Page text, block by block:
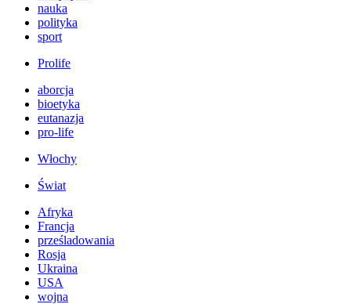
nauka
polityka
sport
Prolife
aborcja
bioetyka
eutanazja
pro-life
Włochy
Świat
Afryka
Francja
prześladowania
Rosja
Ukraina
USA
wojna